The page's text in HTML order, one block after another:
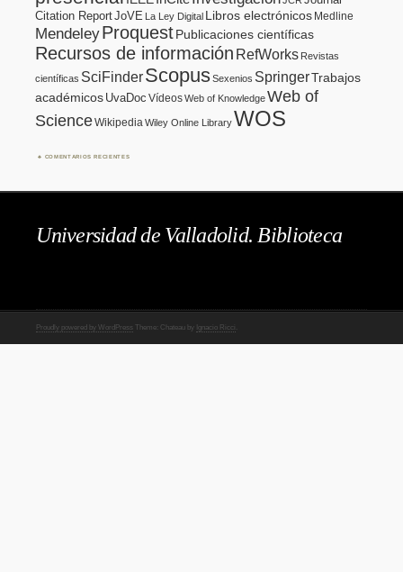
Citation ReportJoVE La Ley Digital Libros electrónicos Medline
MendeleyProquestPublicaciones científicas
Recursos de información RefWorks Revistas
científicas SciFinderScopusSexenios SpringerTrabajos
académicos UvaDoc VídeosWeb of KnowledgeWeb of
ScienceWikipediaWiley Online LibraryWOS
COMENTARIOS RECIENTES
Universidad de Valladolid. Biblioteca
Proudly powered by WordPress Theme: Chateau by Ignacio Ricci